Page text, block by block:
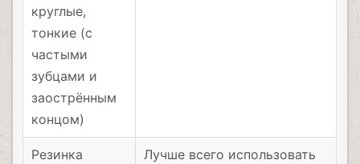
круглые,
тонкие (с
частыми
зубцами и
заострённым
концом)
Резинка
Лучше всего использовать